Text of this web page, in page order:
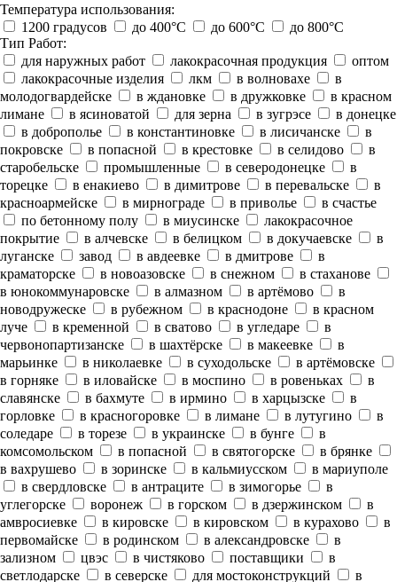
Температура использования:
1200 градусов
до 400°C до 600°C
до 800°C
Тип Работ:
для наружных работ
лакокрасочная продукция
оптом
лакокрасочные изделия
лкм в волновахе
в
молодогвардейске
в ждановке в дружковке
в красном
лимане
в ясиноватой для зерна в зугрэсе
в донецке
в доброполье
в константиновке в лисичанске
в
покровске
в попасной в крестовке в селидово
в
старобельске
промышленные в северодонецке
в
торецке
в енакиево в димитрове в перевальске
в
красноармейске
в мирнограде в приволье
в счастье
по бетонному полу
в миусинске
лакокрасочное
покрытие
в алчевске в белицком в докучаевске
в
луганске
завод в авдеевке в дмитрове
в
краматорске
в новоазовске в снежном
в стаханове
в юнокоммунаровске
в алмазном в артёмово
в
новодружеске
в рубежном в краснодоне
в красном
луче
в кременной в сватово в угледаре
в
червонопартизанске
в шахтёрске в макеевке
в
марьинке
в николаевке в суходольске
в артёмовске
в горняке
в иловайске в моспино в ровеньках
в
славянске
в бахмуте в ирмино в харцызске
в
горловке
в красногоровке в лимане в лутугино
в
соледаре
в торезе в украинске в бунге
в
комсомольском
в попасной в святогорске
в брянке
в вахрушево
в зоринске в кальмиусском
в мариуполе
в свердловске
в антраците в зимогорье
в
углегорске
воронеж в горском в дзержинском
в
амвросиевке
в кировске в кировском в курахово
в
первомайске
в родинском в александровске
в
зализном
цвэс в чистяково поставщики
в
светлодарске
в северске для мостоконструкций в